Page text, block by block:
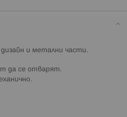
и метални части.
да се отварят.